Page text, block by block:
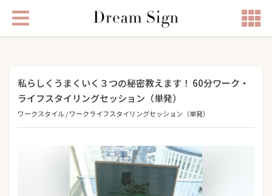
私らしくうまくいく３つの秘密教えます！ 60分ワーク・
ライフスタイリングセッション（単発）
ワークスタイル/ワークライフスタイリングセッション（単発）